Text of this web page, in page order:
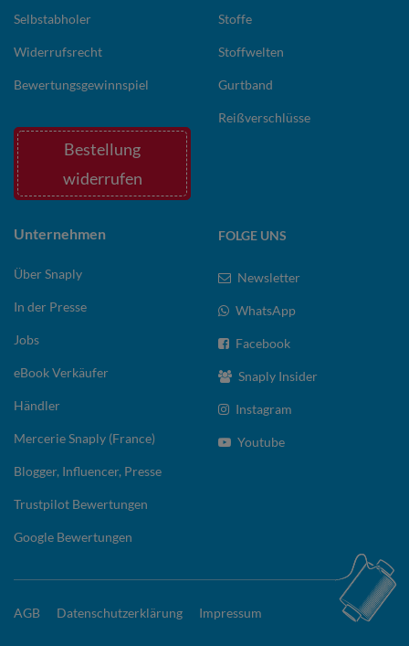
Selbstabholer
Widerrufsrecht
Bewertungsgewinnspiel
Bestellung
widerrufen
Stoffe
Stoffwelten
Gurtband
Reißverschlüsse
Unternehmen
Über Snaply
In der Presse
Jobs
eBook Verkäufer
Händler
Mercerie Snaply (France)
Blogger, Influencer, Presse
Trustpilot Bewertungen
Google Bewertungen
FOLGE UNS
Newsletter
WhatsApp
Facebook
Snaply Insider
Instagram
Youtube
AGB Datenschutzerklärung Impressum